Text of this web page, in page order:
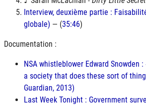
Interview, deuxième partie :
globale) — (35:46)
Documentation :
NSA whistleblower Edward Snowden
a society that does these sort of
Guardian, 2013)
Last Week Tonight : Government